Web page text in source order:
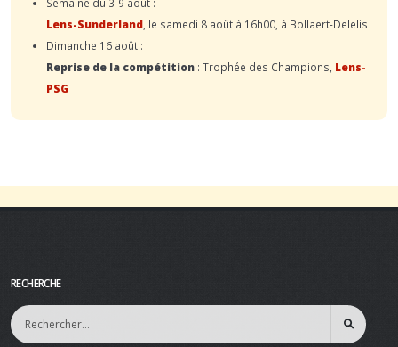
Lens-Sunderland , le samedi 8 août à 16h00, à Bollaert-Delelis
Dimanche 16 août :
Reprise de la compétition : Trophée des Champions, Lens-
PSG
RECHERCHE